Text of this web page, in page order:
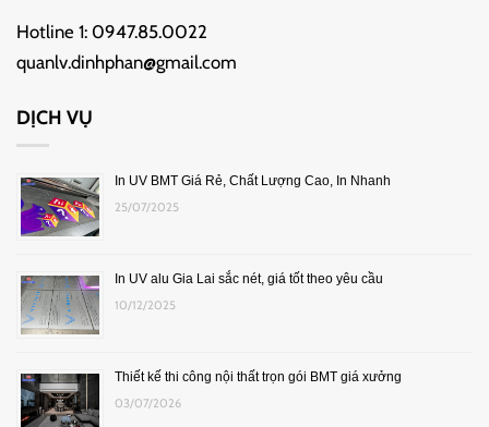
Hotline 1: 0947.85.0022
quanlv.dinhphan@gmail.com
DỊCH VỤ
In UV BMT Giá Rẻ, Chất Lượng Cao, In Nhanh
25/07/2025
In UV alu Gia Lai sắc nét, giá tốt theo yêu cầu
10/12/2025
Thiết kế thi công nội thất trọn gói BMT giá xưởng
03/07/2026